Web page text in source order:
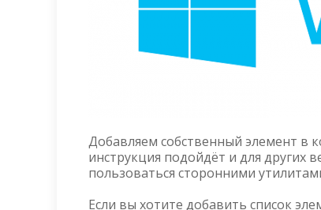
Добавляем собственный элемент в
инструкция подойдёт и для других
пользоваться сторонними
Если вы хотите добавить список